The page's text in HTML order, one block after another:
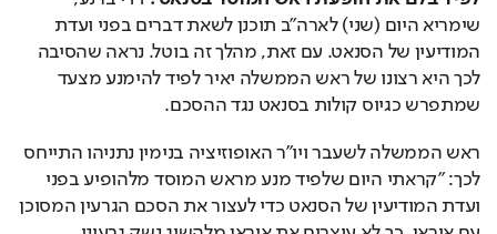
שימריא היום (שני) לארה"ב תוכנן לשאת דברים בפני ועדת
המודיעין של הסנאט. עם זאת, מהלך זה בוטל. נראה שהסיבה
לכך היא רצונו של ראש הממשלה יאיר לפיד להימנע מצעד
שמתפרש כגיוס קולות בסנאט נגד ההסכם.
ראש הממשלה לשעבר ויו"ר האופוזיציה בנימין נתניהו התייחס
לכך: "קראתי היום שלפיד מנע מראש המוסד מלהופיע בפני
ועדת המודיעין של הסנאט כדי לעצור את הסכם הגרעין המסוכן